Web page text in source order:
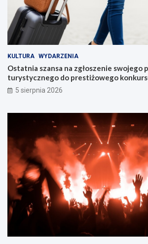
KULTURA WYDARZENIA
Ostatnia szansa na zgłoszenie swojego
turystycznego do prestiżowego
5 sierpnia 2026